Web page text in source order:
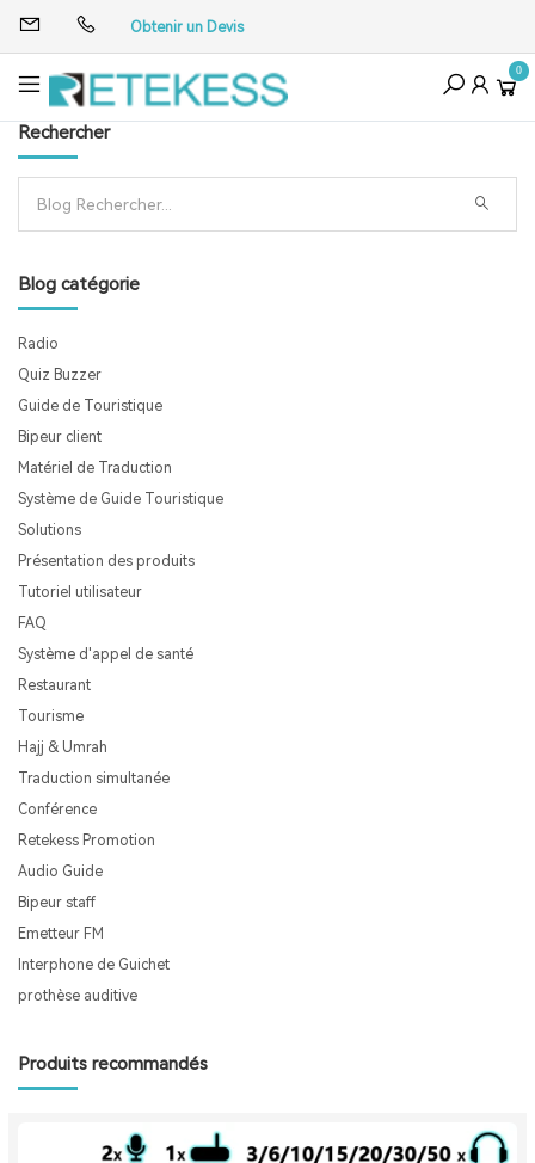
Obtenir un Devis
0
Rechercher
Blog catégorie
Radio
Quiz Buzzer
Guide de Touristique
Bipeur client
Matériel de Traduction
Système de Guide Touristique
Solutions
Présentation des produits
Tutoriel utilisateur
FAQ
Système d'appel de santé
Restaurant
Tourisme
Hajj & Umrah
Traduction simultanée
Conférence
Retekess Promotion
Audio Guide
Bipeur staff
Emetteur FM
Interphone de Guichet
prothèse auditive
Produits recommandés